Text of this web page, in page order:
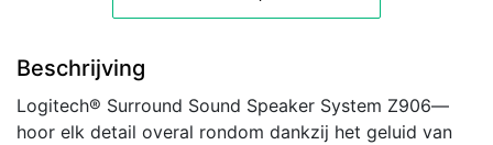
Beschrijving
Logitech® Surround Sound Speaker System Z906—
hoor elk detail overal rondom dankzij het geluid van